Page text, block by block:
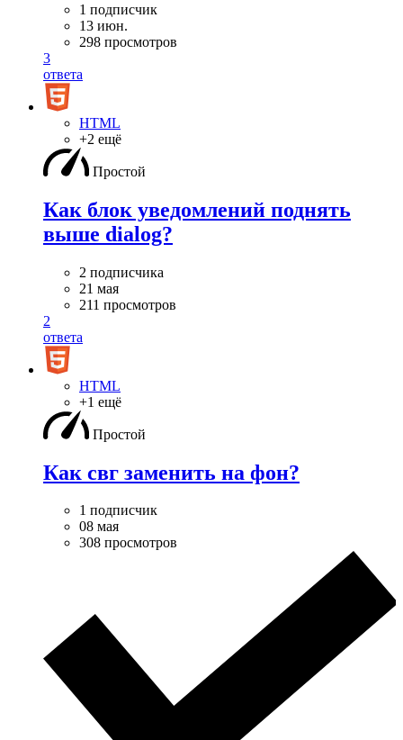
1 подписчик
13 июн.
298 просмотров
3
ответа
HTML
+2 ещё
Простой
Как блок уведомлений поднять
выше dialog?
2 подписчика
21 мая
211 просмотров
2
ответа
HTML
+1 ещё
Простой
Как свг заменить на фон?
1 подписчик
08 мая
308 просмотров